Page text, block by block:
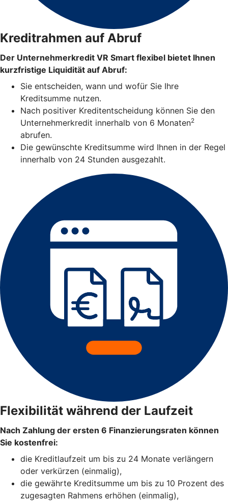
Kreditrahmen auf Abruf
Der Unternehmerkredit VR Smart flexibel bietet Ihnen
kurzfristige Liquidität auf Abruf:
Sie entscheiden, wann und wofür Sie Ihre
Kreditsumme nutzen.
Nach positiver Kreditentscheidung können Sie den
Unternehmerkredit innerhalb von 6 Monaten2
abrufen.
Die gewünschte Kreditsumme wird Ihnen in der Regel
innerhalb von 24 Stunden ausgezahlt.
Flexibilität während der Laufzeit
Nach Zahlung der ersten 6 Finanzierungsraten können
Sie kostenfrei:
die Kreditlaufzeit um bis zu 24 Monate verlängern
oder verkürzen (einmalig),
die gewährte Kreditsumme um bis zu 10 Prozent des
zugesagten Rahmens erhöhen (einmalig),